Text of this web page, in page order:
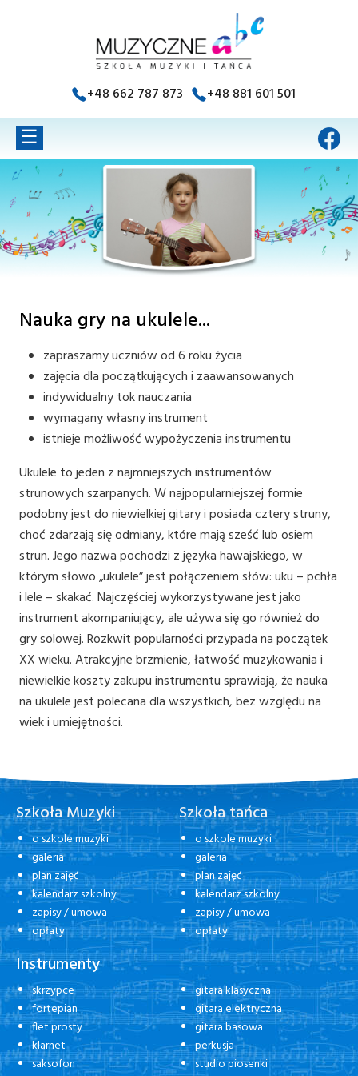
+48 662 787 873 +48 881 601 501
☰
Nauka gry na ukulele...
zapraszamy uczniów od 6 roku życia
zajęcia dla początkujących i zaawansowanych
indywidualny tok nauczania
wymagany własny instrument
istnieje możliwość wypożyczenia instrumentu
Ukulele to jeden z najmniejszych instrumentów
strunowych szarpanych. W najpopularniejszej formie
podobny jest do niewielkiej gitary i posiada cztery struny,
choć zdarzają się odmiany, które mają sześć lub osiem
strun. Jego nazwa pochodzi z języka hawajskiego, w
którym słowo „ukulele” jest połączeniem słów: uku – pchła
i lele – skakać. Najczęściej wykorzystywane jest jako
instrument akompaniujący, ale używa się go również do
gry solowej. Rozkwit popularności przypada na początek
XX wieku. Atrakcyjne brzmienie, łatwość muzykowania i
niewielkie koszty zakupu instrumentu sprawiają, że nauka
na ukulele jest polecana dla wszystkich, bez względu na
wiek i umiejętności.
Szkoła Muzyki
o szkole muzyki
galeria
plan zajęć
kalendarz szkolny
zapisy / umowa
opłaty
Szkoła tańca
o szkole muzyki
galeria
plan zajęć
kalendarz szkolny
zapisy / umowa
opłaty
Instrumenty
skrzypce
fortepian
flet prosty
klarnet
saksofon
gitara klasyczna
gitara elektryczna
gitara basowa
perkusja
studio piosenki